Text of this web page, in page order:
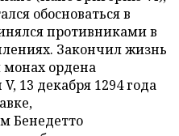
обосноваться в
противниками в
Закончил жизнь
ордена
13 декабря 1294 года
Бенедетто